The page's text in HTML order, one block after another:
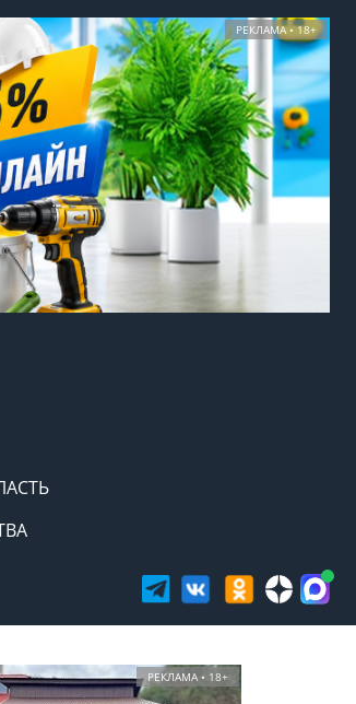
РЕКЛАМА • 18+
РЕКЛАМА • 18+